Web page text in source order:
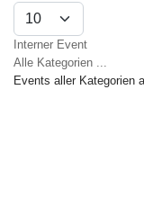
Interner Event
Alle Kategorien ...
Events aller Kategorien